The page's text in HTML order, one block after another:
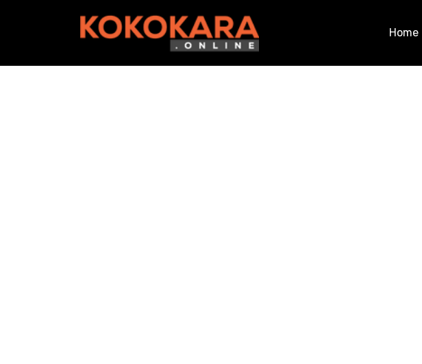
Home